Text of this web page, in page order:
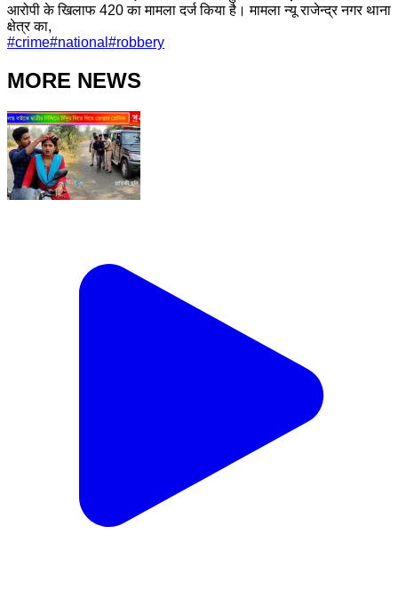
आरोपी के खिलाफ 420 का मामला दर्ज किया है। मामला न्यू राजेन्द्र नगर थाना
क्षेत्र का,
#crime#national #robbery
MORE NEWS